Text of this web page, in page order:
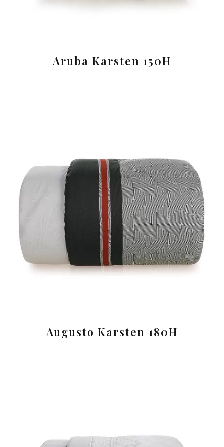
Aruba Karsten 150H
Augusto Karsten 180H